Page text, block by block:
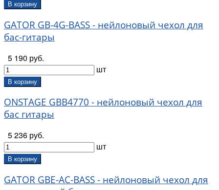
В корзину
GATOR GB-4G-BASS - нейлоновый чехол для
бас-гитары
5 190 руб.
шт
В корзину
ONSTAGE GBB4770 - нейлоновый чехол для
бас гитары
5 236 руб.
шт
В корзину
GATOR GBE-AC-BASS - нейлоновый чехол для